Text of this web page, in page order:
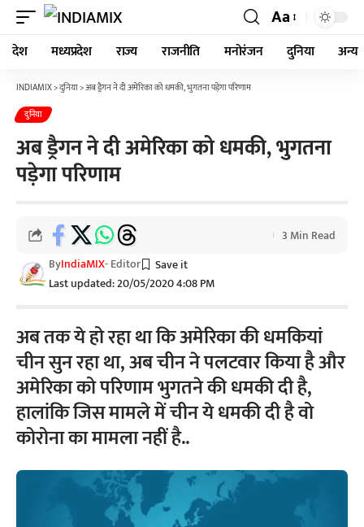
Aa
देश मध्यप्रदेश राज्य राजनीति मनोरंजन दुनिया अन्य
INDIAMIX>दुनिया>अब ड्रैगन ने दी अमेरिका को धमकी, भुगतना पड़ेगा परिणाम
दुनिया
अब ड्रैगन ने दी अमेरिका को धमकी, भुगतना
पड़ेगा परिणाम
Last updated: 20/05/2020 4:08 PM
ByIndiaMIX- Editor
3 Min Read
अब तक ये हो रहा था कि अमेरिका की धमकियां
चीन सुन रहा था, अब चीन ने पलटवार किया है और
अमेरिका को परिणाम भुगतने की धमकी दी है,
हालांकि जिस मामले में चीन ये धमकी दी है वो
कोरोना का मामला नहीं है..